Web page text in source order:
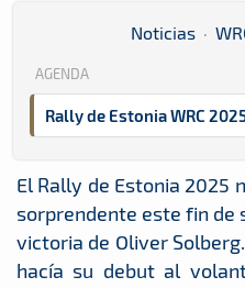
Noticias ·
AGENDA
Rally de Estonia WRC
El Rally de Estonia 2025
sorprendente este fin de
victoria de Oliver
hacía su debut al